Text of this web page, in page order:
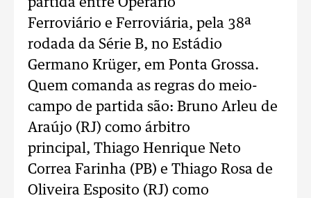
partida entre Operário
Ferroviário e Ferroviária, pela 38ª
rodada da Série B, no Estádio
Germano Krüger, em Ponta Grossa.
Quem comanda as regras do meio-
campo de partida são: Bruno Arleu de
Araújo (RJ) como árbitro
principal, Thiago Henrique Neto
Correa Farinha (PB) e Thiago Rosa de
Oliveira Esposito (RJ) como